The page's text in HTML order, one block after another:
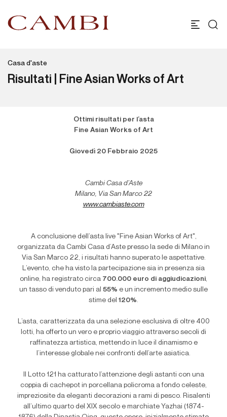
Casa d'aste
Risultati | Fine Asian Works of Art
Ottimi risultati per l’asta
Fine Asian Works of Art
Giovedì 20 Febbraio 2025
Cambi Casa d’Aste
Milano, Via San Marco 22
www.cambiaste.com
A conclusione dell’asta live "Fine Asian Works of Art",
organizzata da Cambi Casa d’Aste presso la sede di Milano in
Via San Marco 22, i risultati hanno superato le aspettative.
L’evento, che ha visto la partecipazione sia in presenza sia
online, ha registrato circa 700.000 euro di aggiudicazioni,
un tasso di venduto pari al 55% e un incremento medio sulle
stime del 120%.
L’asta, caratterizzata da una selezione esclusiva di oltre 400
lotti, ha offerto un vero e proprio viaggio attraverso secoli di
raffinatezza artistica, mettendo in luce il dinamismo e
l’interesse globale nei confronti dell’arte asiatica.
Il Lotto 121 ha catturato l’attenzione degli astanti con una
coppia di cachepot in porcellana policroma a fondo celeste,
impreziosite da eleganti decorazioni a rami di pesco. Risalenti
all’ultimo quarto del XIX secolo e marchiate Yazhai (1874-